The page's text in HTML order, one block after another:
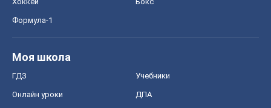
Формула-1
Моя школа
ГДЗ Учебники
Онлайн уроки ДПА